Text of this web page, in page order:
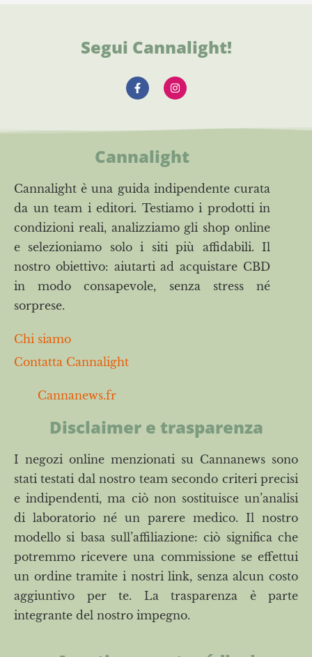
Segui Cannalight!
Cannalight
Cannalight è una guida indipendente curata
da un team i editori. Testiamo i prodotti in
condizioni reali, analizziamo gli shop online
e selezioniamo solo i siti più affidabili. Il
nostro obiettivo: aiutarti ad acquistare CBD
in modo consapevole, senza stress né
sorprese.
Chi siamo
Contatta Cannalight
Cannanews.fr
Disclaimer e trasparenza
I negozi online menzionati su Cannanews sono
stati testati dal nostro team secondo criteri precisi
e indipendenti, ma ciò non sostituisce un’analisi
di laboratorio né un parere medico. Il nostro
modello si basa sull’affiliazione: ciò significa che
potremmo ricevere una commissione se effettui
un ordine tramite i nostri link, senza alcun costo
aggiuntivo per te. La trasparenza è parte
integrante del nostro impegno.